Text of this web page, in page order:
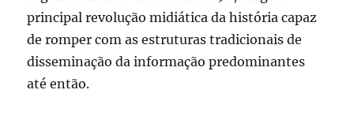
principal revolução midiática da história capaz
de romper com as estruturas tradicionais de
disseminação da informação predominantes
até então.